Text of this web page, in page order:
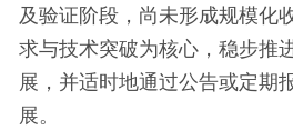
及验证阶段，尚未形成规模化
求与技术突破为核心，稳步推
展，并适时地通过公告或定期
展。